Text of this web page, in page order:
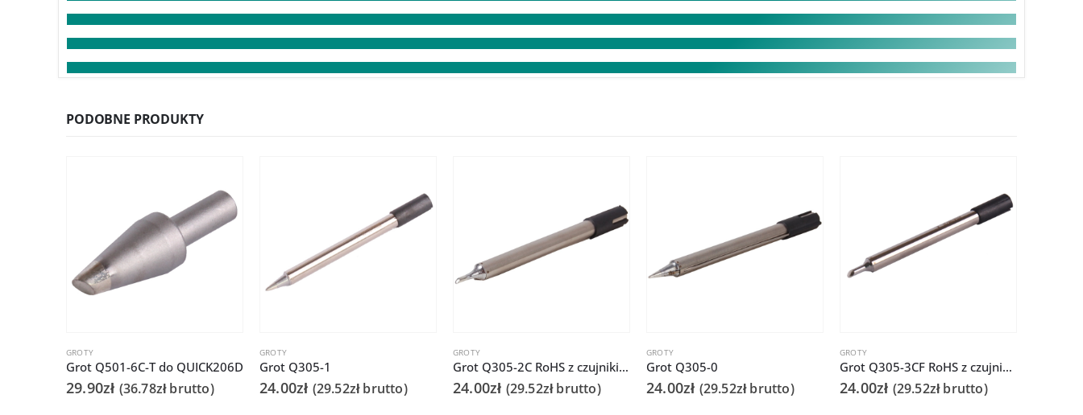
PODOBNE PRODUKTY
GROTY
Grot Q501-6C-T do QUICK206D
29.90zł (36.78złbrutto)
GROTY
Grot Q305-1
24.00zł (29.52złbrutto)
GROTY
Grot Q305-2C RoHS z czujnikiem do Quick 303D
24.00zł (29.52złbrutto)
GROTY
Grot Q305-0
24.00zł (29.52złbrutto)
GROTY
Grot Q305-3CF RoHS z czujnikiem do Quick 303D
24.00zł (29.52złbrutto)